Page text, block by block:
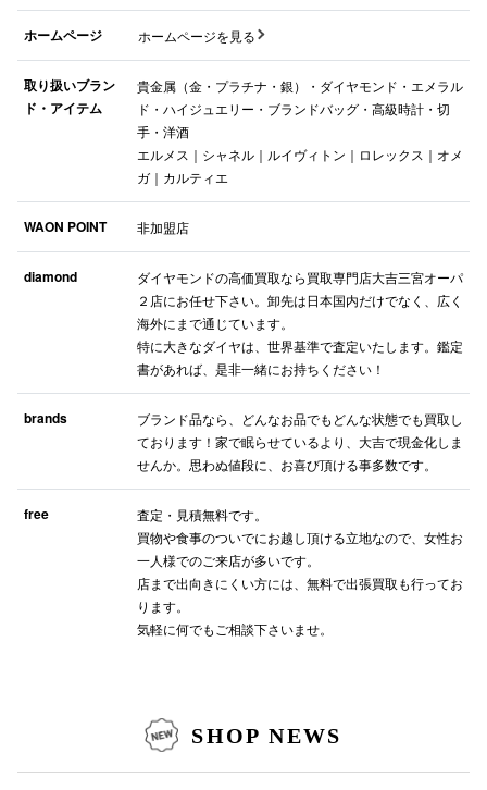
ホームページ ホームページを見る
取り扱いブラン
ド・アイテム
貴金属（金・プラチナ・銀）・ダイヤモンド・エメラル
ド・ハイジュエリー・ブランドバッグ・高級時計・切
手・洋酒
エルメス｜シャネル｜ルイヴィトン｜ロレックス｜オメ
ガ｜カルティエ
WAON POINT 非加盟店
diamond
ダイヤモンドの高価買取なら買取専門店大吉三宮オーパ
２店にお任せ下さい。卸先は日本国内だけでなく、広く
海外にまで通じています。
特に大きなダイヤは、世界基準で査定いたします。鑑定
書があれば、是非一緒にお持ちください！
brands
ブランド品なら、どんなお品でもどんな状態でも買取し
ております！家で眠らせているより、大吉で現金化しま
せんか。思わぬ値段に、お喜び頂ける事多数です。
free
査定・見積無料です。
買物や食事のついでにお越し頂ける立地なので、女性お
一人様でのご来店が多いです。
店まで出向きにくい方には、無料で出張買取も行ってお
ります。
気軽に何でもご相談下さいませ。
SHOP NEWS
横浜ビ
仙台フォ